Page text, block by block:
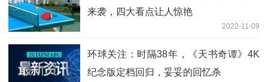
来袭，四大看点让人惊艳
2022-11-09
环球关注：时隔38年，《天书奇谭》4K
纪念版定档回归，妥妥的回忆杀